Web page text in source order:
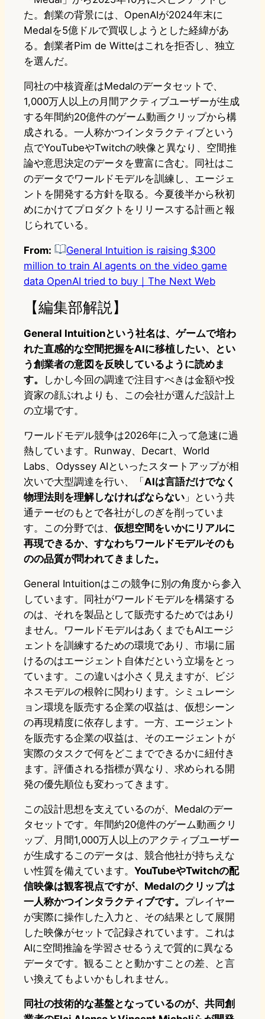
た。創業の背景には、OpenAIが2024年末に
Medalを5億ドルで買収しようとした経緯があ
る。創業者Pim de Witteはこれを拒否し、独立
を選んだ。
同社の中核資産はMedalのデータセットで、
1,000万人以上の月間アクティブユーザーが生成
する年間約20億件のゲーム動画クリップから構
成される。一人称かつインタラクティブという
点でYouTubeやTwitchの映像と異なり、空間推
論や意思決定のデータを豊富に含む。同社はこ
のデータでワールドモデルを訓練し、エージェ
ントを開発する方針を取る。今夏後半から秋初
めにかけてプロダクトをリリースする計画と報
じられている。
From:
General Intuition is raising $300
million to train AI agents on the video game
data OpenAI tried to buy｜The Next Web
【編集部解説】
General Intuitionという社名は、ゲームで培わ
れた直感的な空間把握をAIに移植したい、とい
う創業者の意図を反映しているように読めま
す。
しかし今回の調達で注目すべきは金額や投
資家の顔ぶれよりも、この会社が選んだ設計上
の立場です。
ワールドモデル競争は2026年に入って急速に過
熱しています。Runway、Decart、World
Labs、Odyssey AIといったスタートアップが相
次いで大型調達を行い、「 AIは言語だけでなく
物理法則を理解しなければならない 」という共
通テーゼのもとで各社がしのぎを削っていま
す。この分野では、仮想空間をいかにリアルに
再現できるか、すなわちワールドモデルそのも
のの品質が問われてきました。
General Intuitionはこの競争に別の角度から参入
しています。同社がワールドモデルを構築する
のは、それを製品として販売するためではあり
ません。ワールドモデルはあくまでもAIエージ
ェントを訓練するための環境であり、市場に届
けるのはエージェント自体だという立場をとっ
ています。この違いは小さく見えますが、ビジ
ネスモデルの根幹に関わります。シミュレーシ
ョン環境を販売する企業の収益は、仮想シーン
の再現精度に依存します。一方、エージェント
を販売する企業の収益は、そのエージェントが
実際のタスクで何をどこまでできるかに紐付き
ます。評価される指標が異なり、求められる開
発の優先順位も変わってきます。
この設計思想を支えているのが、Medalのデー
タセットです。年間約20億件のゲーム動画クリ
ップ、月間1,000万人以上のアクティブユーザー
が生成するこのデータは、競合他社が持ちえな
い性質を備えています。 YouTubeやTwitchの配
信映像は観客視点ですが、Medalのクリップは
一人称かつインタラクティブです。 プレイヤー
が実際に操作した入力と、その結果として展開
した映像がセットで記録されています。これは
AIに空間推論を学習させるうえで質的に異なる
データです。観ることと動かすことの差、と言
い換えてもよいかもしれません。
同社の技術的な基盤となっているのが、共同創